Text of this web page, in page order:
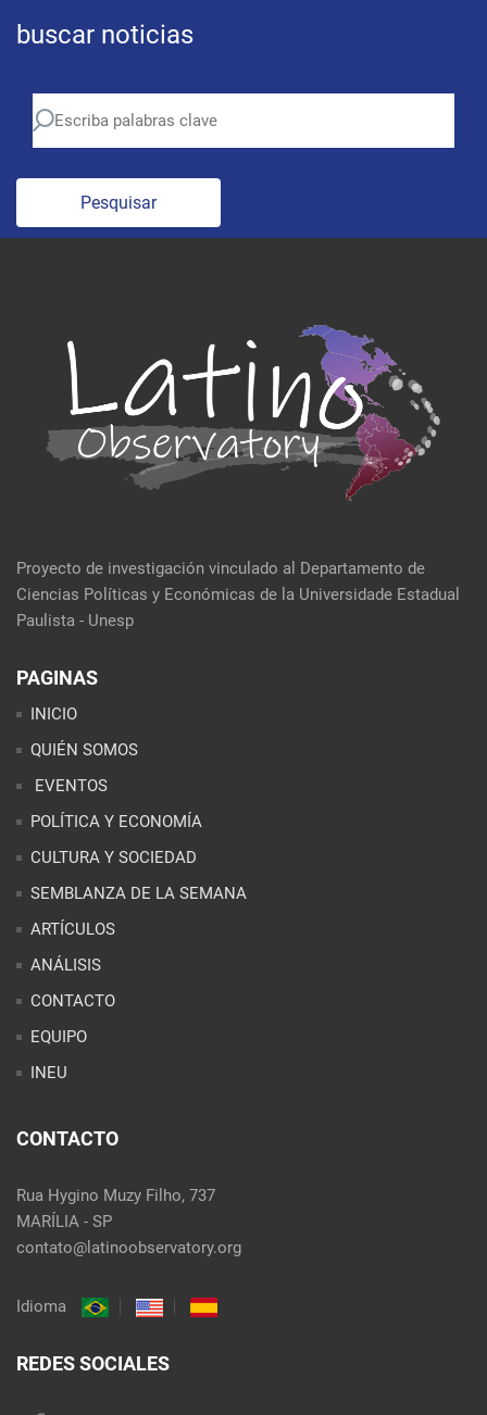
buscar noticias
Pesquisar
Proyecto de investigación vinculado al Departamento de
Ciencias Políticas y Económicas de la Universidade Estadual
Paulista - Unesp
PAGINAS
INICIO
QUIÉN SOMOS
EVENTOS
POLÍTICA Y ECONOMÍA
CULTURA Y SOCIEDAD
SEMBLANZA DE LA SEMANA
ARTÍCULOS
ANÁLISIS
CONTACTO
EQUIPO
INEU
CONTACTO
Rua Hygino Muzy Filho, 737
MARÍLIA - SP
contato@latinoobservatory.org
Idioma
REDES SOCIALES